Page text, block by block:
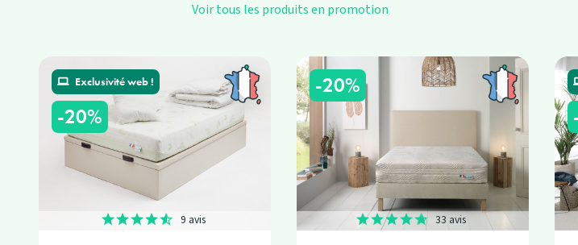
Voir tous les produits en promotion
9 avis
Exclusivité web !
-20%
33 avis
-20%